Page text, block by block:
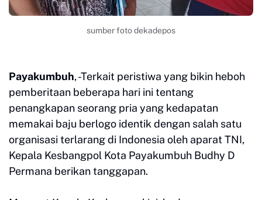
sumber foto dekadepos
Payakumbuh, -Terkait peristiwa yang bikin heboh
pemberitaan beberapa hari ini tentang
penangkapan seorang pria yang kedapatan
memakai baju berlogo identik dengan salah satu
organisasi terlarang di Indonesia oleh aparat TNI,
Kepala Kesbangpol Kota Payakumbuh Budhy D
Permana berikan tanggapan.